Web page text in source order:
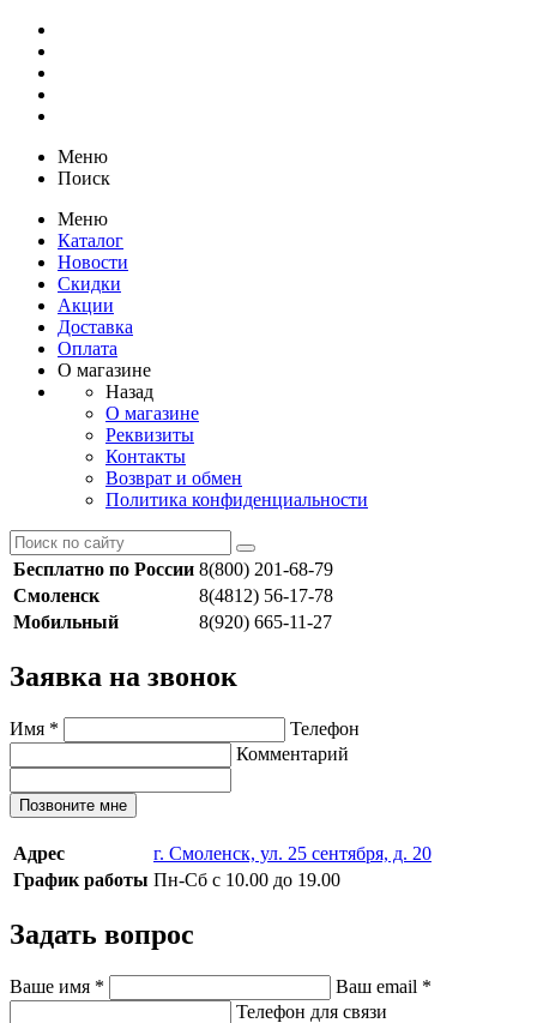
Меню
Поиск
Меню
Каталог
Новости
Скидки
Акции
Доставка
Оплата
О магазине
Назад
О магазине
Реквизиты
Контакты
Возврат и обмен
Политика конфиденциальности
Бесплатно по России 8(800) 201-68-79
Смоленск
8(4812) 56-17-78
Мобильный
8(920) 665-11-27
Заявка на звонок
Имя *
Телефон
Комментарий
Позвоните мне
Адрес
г. Смоленск, ул. 25 сентября, д. 20
График работы Пн-Сб с 10.00 до 19.00
Задать вопрос
Ваше имя * Ваш email *
Телефон для связи